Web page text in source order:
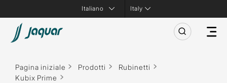
Italy
Pagina iniziale Prodotti
Rubinetti
Kubix Prime